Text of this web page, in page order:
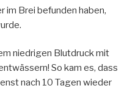
im Brei befunden haben,
niedrigen Blutdruck mit
So kam es, dass
nach 10 Tagen wieder